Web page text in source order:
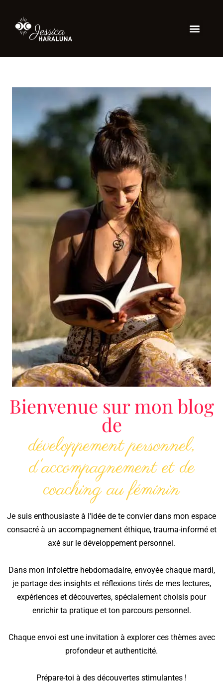
Bienvenue sur mon blog
de
développement personnel,
d'accompagnement et de
coaching au féminin
Je suis enthousiaste à l'idée de te convier dans mon espace
consacré à un accompagnement éthique, trauma-informé et
axé sur le développement personnel.
Dans mon infolettre hebdomadaire, envoyée chaque mardi,
je partage des insights et réflexions tirés de mes lectures,
expériences et découvertes, spécialement choisis pour
enrichir ta pratique et ton parcours personnel.
Chaque envoi est une invitation à explorer ces thèmes avec
profondeur et authenticité.
Prépare-toi à des découvertes stimulantes !